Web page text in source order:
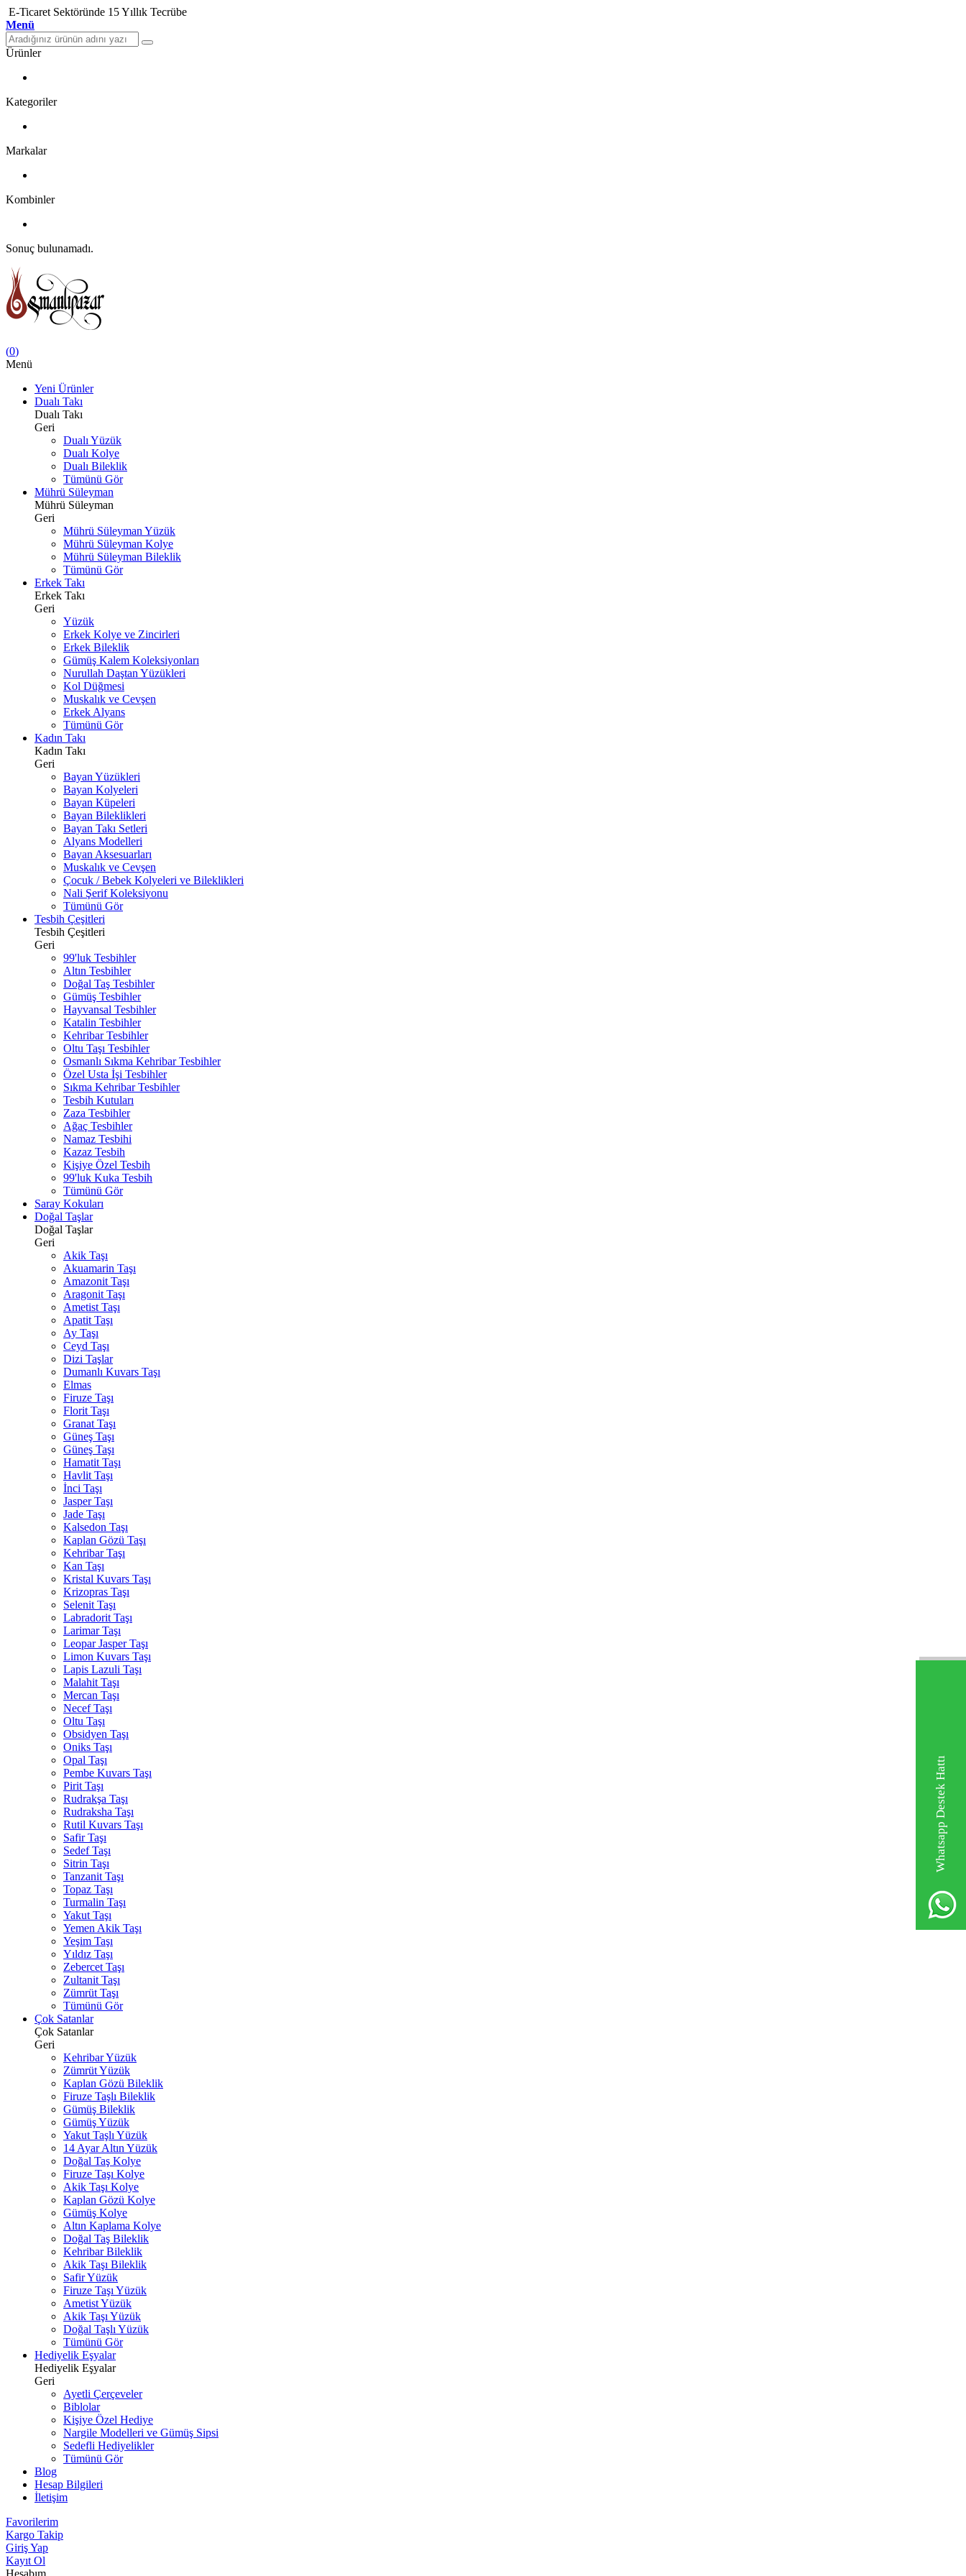
Whatsapp Destek Hattı
E-Ticaret Sektöründe 15 Yıllık Tecrübe
Menü
Ürünler
Kategoriler
Markalar
Kombinler
Sonuç bulunamadı.
(0)
Menü
Yeni Ürünler
Dualı Takı
Dualı Takı
Geri
Dualı Yüzük
Dualı Kolye
Dualı Bileklik
Tümünü Gör
Mührü Süleyman
Mührü Süleyman
Geri
Mührü Süleyman Yüzük
Mührü Süleyman Kolye
Mührü Süleyman Bileklik
Tümünü Gör
Erkek Takı
Erkek Takı
Geri
Yüzük
Erkek Kolye ve Zincirleri
Erkek Bileklik
Gümüş Kalem Koleksiyonları
Nurullah Daştan Yüzükleri
Kol Düğmesi
Muskalık ve Cevşen
Erkek Alyans
Tümünü Gör
Kadın Takı
Kadın Takı
Geri
Bayan Yüzükleri
Bayan Kolyeleri
Bayan Küpeleri
Bayan Bileklikleri
Bayan Takı Setleri
Alyans Modelleri
Bayan Aksesuarları
Muskalık ve Cevşen
Çocuk / Bebek Kolyeleri ve Bileklikleri
Nali Şerif Koleksiyonu
Tümünü Gör
Tesbih Çeşitleri
Tesbih Çeşitleri
Geri
99'luk Tesbihler
Altın Tesbihler
Doğal Taş Tesbihler
Gümüş Tesbihler
Hayvansal Tesbihler
Katalin Tesbihler
Kehribar Tesbihler
Oltu Taşı Tesbihler
Osmanlı Sıkma Kehribar Tesbihler
Özel Usta İşi Tesbihler
Sıkma Kehribar Tesbihler
Tesbih Kutuları
Zaza Tesbihler
Ağaç Tesbihler
Namaz Tesbihi
Kazaz Tesbih
Kişiye Özel Tesbih
99'luk Kuka Tesbih
Tümünü Gör
Saray Kokuları
Doğal Taşlar
Doğal Taşlar
Geri
Akik Taşı
Akuamarin Taşı
Amazonit Taşı
Aragonit Taşı
Ametist Taşı
Apatit Taşı
Ay Taşı
Ceyd Taşı
Dizi Taşlar
Dumanlı Kuvars Taşı
Elmas
Firuze Taşı
Florit Taşı
Granat Taşı
Güneş Taşı
Güneş Taşı
Hamatit Taşı
Havlit Taşı
İnci Taşı
Jasper Taşı
Jade Taşı
Kalsedon Taşı
Kaplan Gözü Taşı
Kehribar Taşı
Kan Taşı
Kristal Kuvars Taşı
Krizopras Taşı
Selenit Taşı
Labradorit Taşı
Larimar Taşı
Leopar Jasper Taşı
Limon Kuvars Taşı
Lapis Lazuli Taşı
Malahit Taşı
Mercan Taşı
Necef Taşı
Oltu Taşı
Obsidyen Taşı
Oniks Taşı
Opal Taşı
Pembe Kuvars Taşı
Pirit Taşı
Rudrakşa Taşı
Rudraksha Taşı
Rutil Kuvars Taşı
Safir Taşı
Sedef Taşı
Sitrin Taşı
Tanzanit Taşı
Topaz Taşı
Turmalin Taşı
Yakut Taşı
Yemen Akik Taşı
Yeşim Taşı
Yıldız Taşı
Zebercet Taşı
Zultanit Taşı
Zümrüt Taşı
Tümünü Gör
Çok Satanlar
Çok Satanlar
Geri
Kehribar Yüzük
Zümrüt Yüzük
Kaplan Gözü Bileklik
Firuze Taşlı Bileklik
Gümüş Bileklik
Gümüş Yüzük
Yakut Taşlı Yüzük
14 Ayar Altın Yüzük
Doğal Taş Kolye
Firuze Taşı Kolye
Akik Taşı Kolye
Kaplan Gözü Kolye
Gümüş Kolye
Altın Kaplama Kolye
Doğal Taş Bileklik
Kehribar Bileklik
Akik Taşı Bileklik
Safir Yüzük
Firuze Taşı Yüzük
Ametist Yüzük
Akik Taşı Yüzük
Doğal Taşlı Yüzük
Tümünü Gör
Hediyelik Eşyalar
Hediyelik Eşyalar
Geri
Ayetli Çerçeveler
Biblolar
Kişiye Özel Hediye
Nargile Modelleri ve Gümüş Sipsi
Sedefli Hediyelikler
Tümünü Gör
Blog
Hesap Bilgileri
İletişim
Favorilerim
Kargo Takip
Giriş Yap
Kayıt Ol
Hesabım